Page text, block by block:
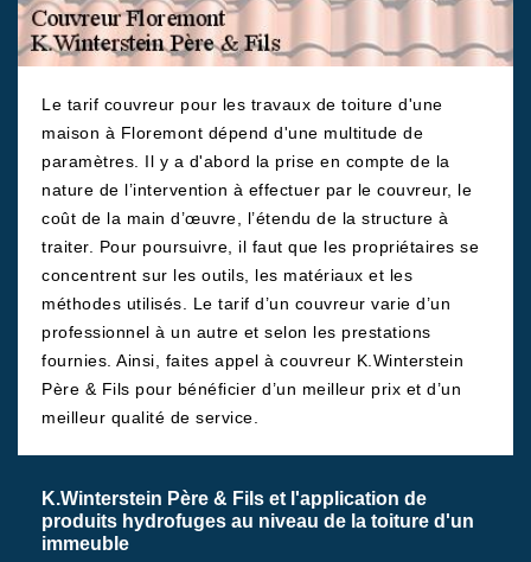
Le tarif couvreur pour les travaux de toiture d'une
maison à Floremont dépend d'une multitude de
paramètres. Il y a d'abord la prise en compte de la
nature de l’intervention à effectuer par le couvreur, le
coût de la main d’œuvre, l’étendu de la structure à
traiter. Pour poursuivre, il faut que les propriétaires se
concentrent sur les outils, les matériaux et les
méthodes utilisés. Le tarif d’un couvreur varie d’un
professionnel à un autre et selon les prestations
fournies. Ainsi, faites appel à couvreur K.Winterstein
Père & Fils pour bénéficier d’un meilleur prix et d’un
meilleur qualité de service.
K.Winterstein Père & Fils et l'application de
produits hydrofuges au niveau de la toiture d'un
immeuble